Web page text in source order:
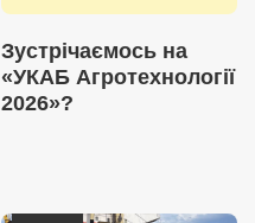
Зустрічаємось на
«УКАБ Агротехнології
2026»?